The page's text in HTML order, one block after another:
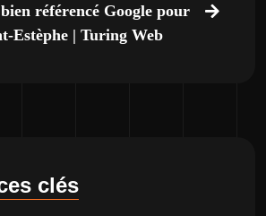
référencé Google pour
Estèphe | Turing Web
clés